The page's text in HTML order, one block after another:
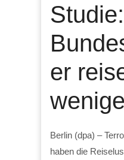
Studie:
er
Berlin (dpa) –
haben die